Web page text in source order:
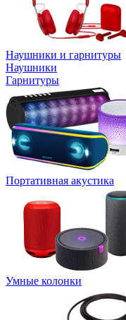
Наушники и гарнитуры
Наушники
Гарнитуры
Портативная акустика
Умные колонки